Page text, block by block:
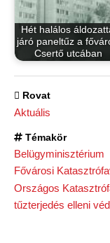
Hét halálos
járó paneltűz a
Csertő utcában
Rovat
Aktuális
Témakör
Belügyminisztérium
Fővárosi
Országos
tűzterjedés elleni